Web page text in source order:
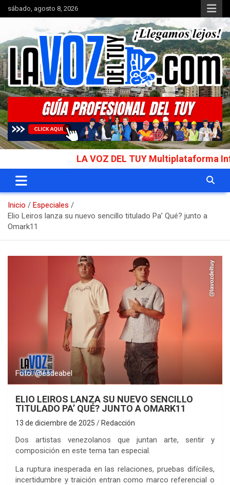
Saltar
al
sábado, agosto 8, 2026
La Voz del Tuy
Portal de noticias
LA VOZ DEL TUY Multiplataforma
Inicio
Especiales
Elio Leiros lanza su nuevo sencillo titulado Pa’ Qué? junto a
Omark11
Foto: @esdeabel
ELIO LEIROS LANZA SU NUEVO SENCILLO
TITULADO PA’ QUÉ? JUNTO A OMARK11
13 de diciembre de 2025 Redacción
Dos artistas venezolanos que juntan arte, sentir y
composición en este tema tan especial.
La ruptura inesperada en las relaciones, pruebas difíciles,
incertidumbre y traición entran como marco referencial o